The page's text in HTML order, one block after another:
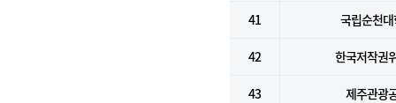
41 국립순천
42 한국저작권
43 제주관광